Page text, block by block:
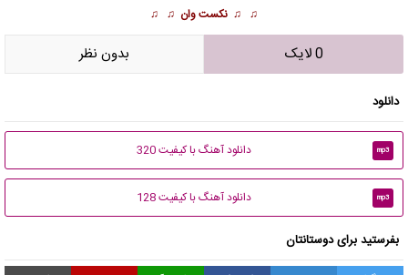
♫ ♫ نکست وان ♫ ♫
0 لایک بدون نظر
دانلود
mp3 دانلود آهنگ با کیفیت 320
mp3 دانلود آهنگ با کیفیت 128
بفرستید برای دوستانتان